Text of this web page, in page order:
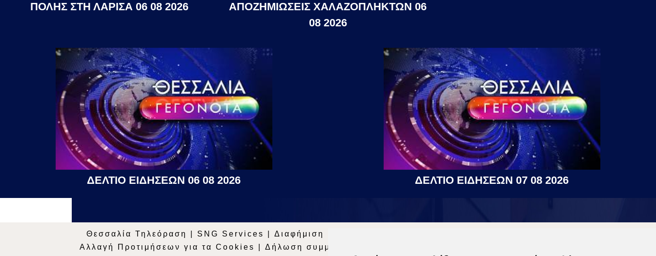
ΠΟΛΗΣ ΣΤΗ ΛΑΡΙΣΑ 06 08 2026
ΑΠΟΖΗΜΙΩΣΕΙΣ ΧΑΛΑΖΟΠΛΗΚΤΩΝ 06
08 2026
ΔΕΛΤΙΟ ΕΙΔΗΣΕΩΝ 06 08 2026 ΔΕΛΤΙΟ ΕΙΔΗΣΕΩΝ 07 08 2026
Θεσσαλία Τηλεόραση SNG Services Διαφήμιση
Αλλαγή Προτιμήσεων για τα Cookies
Δήλωση συμμόρφωσης με τη σύσταση (ΕΕ) 2018/334